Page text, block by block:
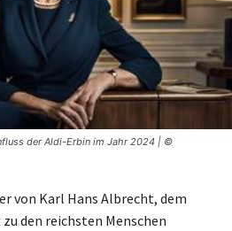
der Aldi-Erbin im Jahr 2024 | ©
von Karl Hans Albrecht, dem
den reichsten Menschen